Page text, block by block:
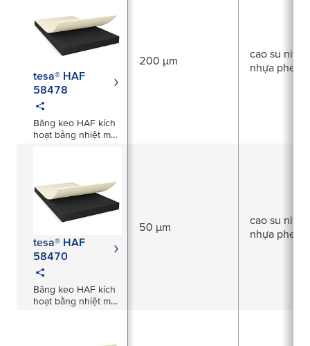
tesa® HAF
58478
Băng keo HAF kích
hoạt bằng nhiệt màu
200 µm
cao su
nhựa
tesa® HAF
58470
Băng keo HAF kích
hoạt bằng nhiệt màu
50 µm
cao su
nhựa